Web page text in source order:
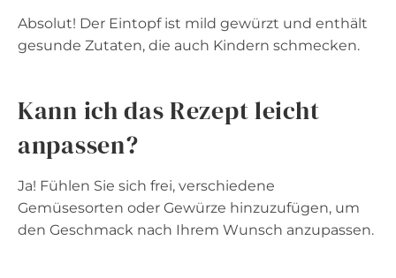
Absolut! Der Eintopf ist mild gewürzt und enthält
gesunde Zutaten, die auch Kindern schmecken.
Kann ich das Rezept leicht
anpassen?
Ja! Fühlen Sie sich frei, verschiedene
Gemüsesorten oder Gewürze hinzuzufügen, um
den Geschmack nach Ihrem Wunsch anzupassen.